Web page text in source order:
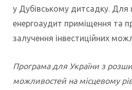
у Дубівському дитсадку. Для
енергоаудит приміщення та
залучення інвестиційних
Програма для України з
можливостей на місцевому